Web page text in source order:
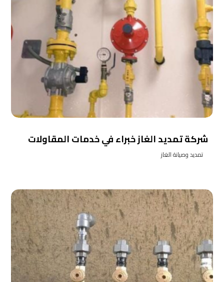
شركة تمديد الغاز خبراء في خدمات المقاولات
تمديد وصيانة الغاز